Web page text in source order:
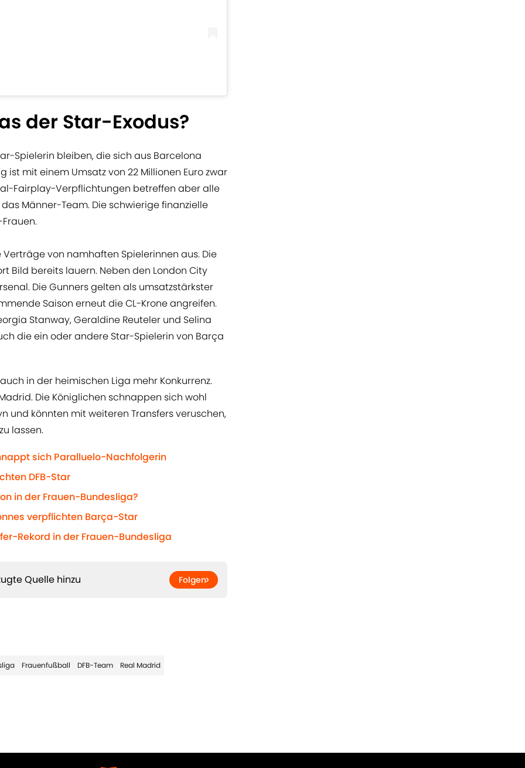
der Star-Exodus?
Spielerin bleiben, die sich aus Barcelona
mit einem Umsatz von 22 Millionen Euro zwar
Fairplay-Verpflichtungen betreffen aber alle
Männer-Team. Die schwierige finanzielle
von namhaften Spielerinnen aus. Die
Bild bereits lauern. Neben den London City
Die Gunners gelten als umsatzstärkster
Saison erneut die CL-Krone angreifen.
Stanway, Geraldine Reuteler und Selina
die ein oder andere Star-Spielerin von Barça
in der heimischen Liga mehr Konkurrenz.
Die Königlichen schnappen sich wohl
und könnten mit weiteren Transfers veruschen,
lassen.
sich Paralluelo-Nachfolgerin
DFB-Star
in der Frauen-Bundesliga?
verpflichten Barça-Star
Rekord in der Frauen-Bundesliga
Quelle hinzu Folgen
Frauenfußball DFB-Team Real Madrid